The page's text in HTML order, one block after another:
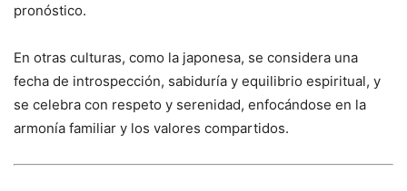
pronóstico.
En otras culturas, como la japonesa, se considera una
fecha de introspección, sabiduría y equilibrio espiritual, y
se celebra con respeto y serenidad, enfocándose en la
armonía familiar y los valores compartidos.